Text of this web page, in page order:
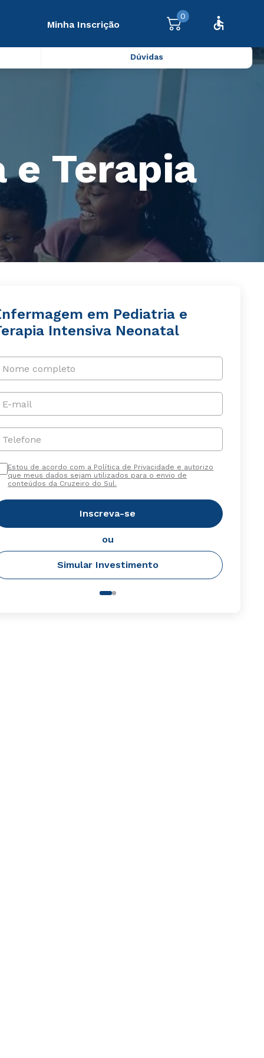
Minha Inscrição
0
Dúvidas
Terapia
em Pediatria e
Intensiva Neonatal
Nome completo
E-mail
Telefone
Estou de acordo com a Política de Privacidade e autorizo
que meus dados sejam utilizados para o envio de
conteúdos da Cruzeiro do Sul.
Inscreva-se
ou
Simular Investimento